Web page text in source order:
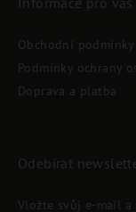
Obchodní podmínky
Podmínky ochrany
Doprava a platba
Odebírat
Vložte svůj e-mail a